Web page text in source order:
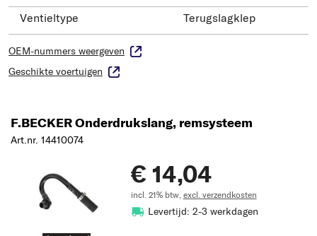
Ventieltype Terugslagklep
OEM-nummers weergeven
Geschikte voertuigen
F.BECKER Onderdrukslang, remsysteem
Art.nr. 14410074
€ 14,04
incl. 21% btw, excl. verzendkosten
Levertijd: 2-3 werkdagen